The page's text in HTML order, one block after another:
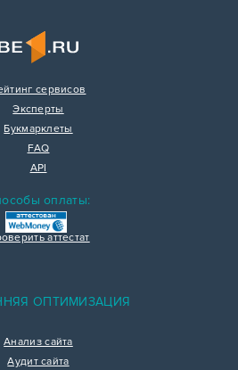
сервисов
Эксперты
Букмарклеты
FAQ
API
оплаты:
аттестат
ОПТИМИЗАЦИЯ
Анализ сайта
Аудит сайта